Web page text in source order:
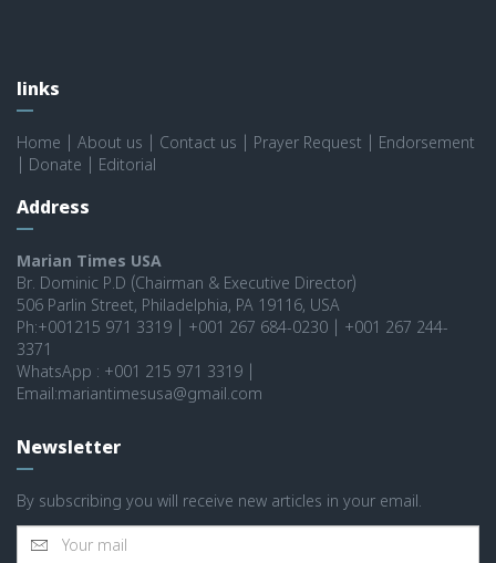
links
Home About us Contact us Prayer Request
Endorsement
Donate Editorial
Address
Marian Times USA
Br. Dominic P.D (Chairman & Executive Director)
506 Parlin Street, Philadelphia, PA 19116, USA
Ph:+001215 971 3319 | +001 267 684-0230 | +001 267 244-
3371
WhatsApp : +001 215 971 3319 |
Email:mariantimesusa@gmail.com
Newsletter
By subscribing you will receive new articles in your email.